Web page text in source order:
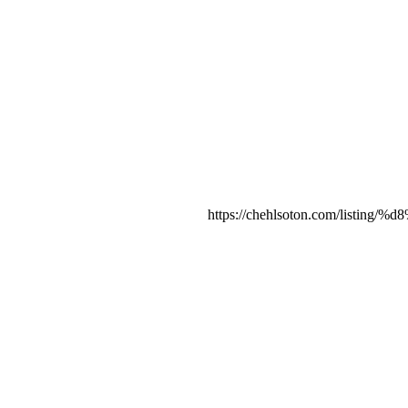
https://chehlsoton.com/listing/